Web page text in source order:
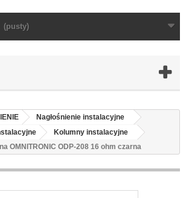
(pusty)
Nagłośnienie instalacyjne
Kolumny instalacyjne
OMNITRONIC ODP-208 16 ohm czarna